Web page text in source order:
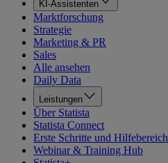
KI-Assistenten
Marktforschung
Strategie
Marketing & PR
Sales
Alle ansehen
Daily Data
Leistungen
Über Statista
Statista Connect
Erste Schritte und Hilfebereich
Webinar & Training Hub